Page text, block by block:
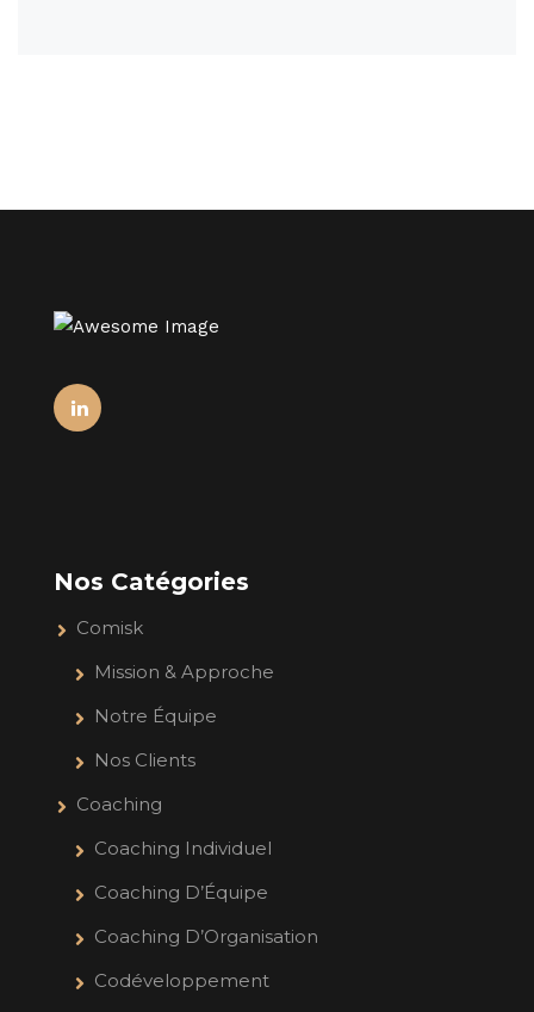
Nos Catégories
Comisk
Mission & Approche
Notre Équipe
Nos Clients
Coaching
Coaching Individuel
Coaching D’Équipe
Coaching D’Organisation
Codéveloppement